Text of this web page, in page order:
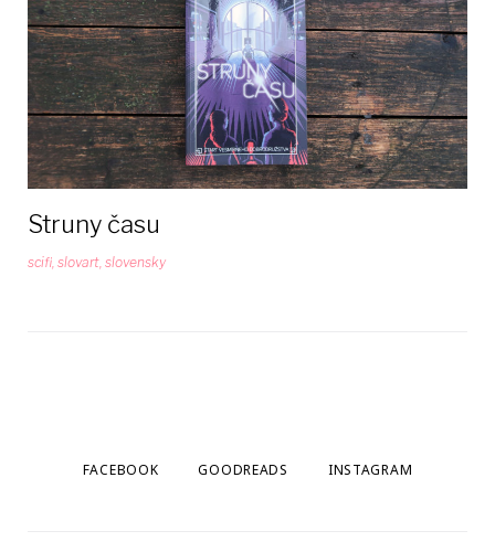
Struny času
scifi, slovart, slovensky
FACEBOOK GOODREADS INSTAGRAM